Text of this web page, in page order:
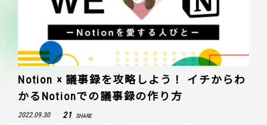
Notion × 議事録を攻略しよう！ イチからわ
かるNotionでの議事録の作り方
2022.09.30 21 SHARE